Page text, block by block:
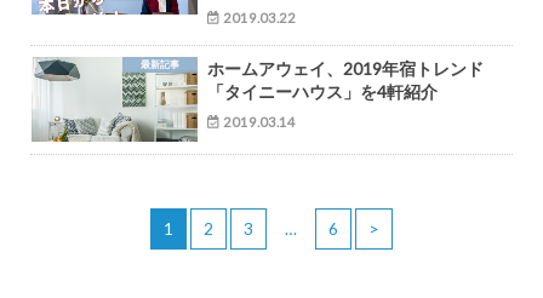
2019.03.22
最新記事
ホームアウェイ、2019年宿トレンド
「タイニーハウス」を4軒紹介
2019.03.14
1 2 3 … 6 >